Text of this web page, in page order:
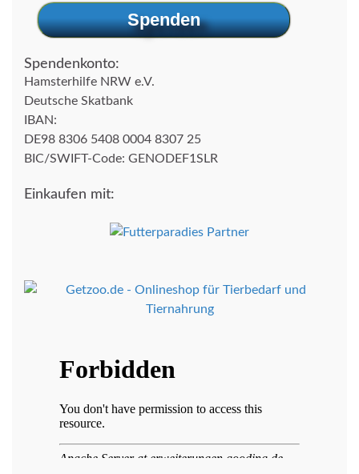
Spenden
Spendenkonto:
Hamsterhilfe NRW e.V.
Deutsche Skatbank
IBAN:
DE98 8306 5408 0004 8307 25
BIC/SWIFT-Code: GENODEF1SLR
Einkaufen mit: